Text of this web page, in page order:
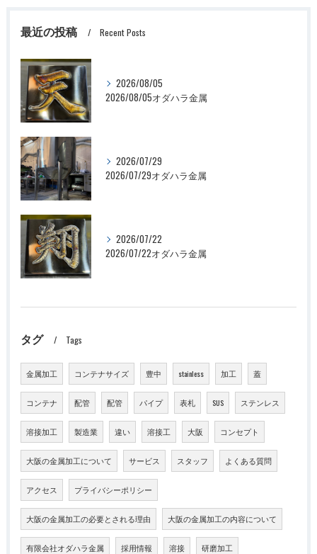
最近の投稿 Recent Posts
2026/08/05
2026/08/05オダハラ金属
2026/07/29
2026/07/29オダハラ金属
2026/07/22
2026/07/22オダハラ金属
タグ Tags
金属加工 コンテナサイズ 豊中 stainless 加工 蓋
コンテナ 配管 配管 パイプ 表札 SUS ステンレス
溶接加工 製造業 違い 溶接工 大阪 コンセプト
大阪の金属加工について サービス スタッフ よくある質問
アクセス プライバシーポリシー
大阪の金属加工の必要とされる理由 大阪の金属加工の内容について
有限会社オダハラ金属 採用情報 溶接 研磨加工